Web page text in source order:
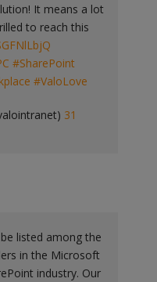
It means a lot
to reach this
#SharePoint
#ValoLove
31
listed among the
in the Microsoft
industry. Our